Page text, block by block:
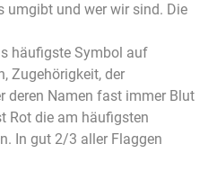
umgibt und wer wir sind. Die
häufigste Symbol auf
Zugehörigkeit, der
deren Namen fast immer Blut
Rot die am häufigsten
In gut 2/3 aller Flaggen